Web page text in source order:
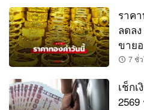
ราค
ลดล
ขาย
7 ชั่
เช็ก